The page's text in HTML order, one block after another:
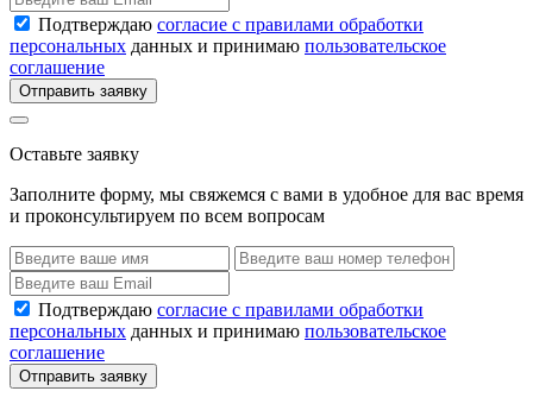
Подтверждаю согласие с правилами обработки
персональных данных и принимаю пользовательское
соглашение
Отправить заявку
Оставьте заявку
Заполните форму, мы свяжемся с вами в удобное для вас время
и проконсультируем по всем вопросам
Подтверждаю согласие с правилами обработки
персональных данных и принимаю пользовательское
соглашение
Отправить заявку